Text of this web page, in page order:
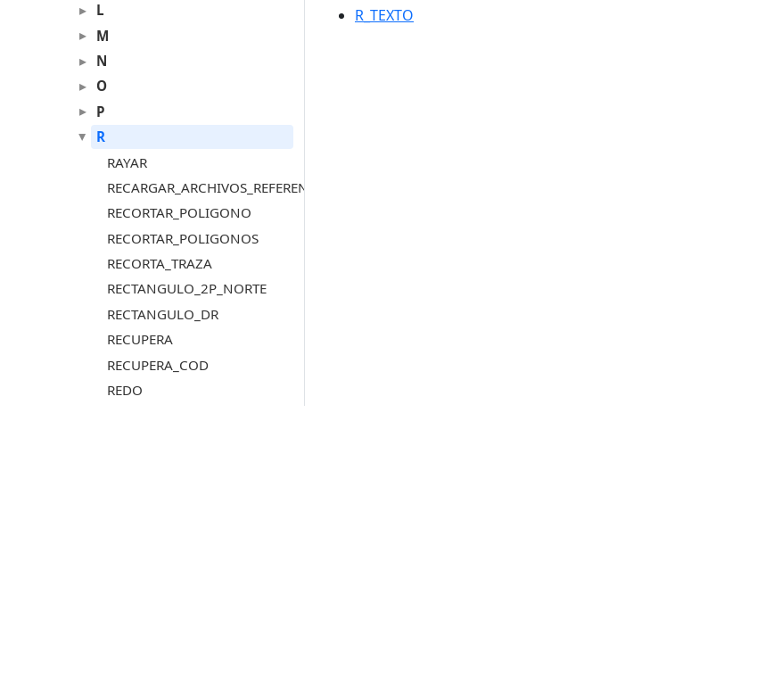
L
M
N
O
P
R
RAYAR
RECARGAR_ARCHIVOS_REFERENCIA_VISTA
RECORTAR_POLIGONO
RECORTAR_POLIGONOS
RECORTA_TRAZA
RECTANGULO_2P_NORTE
RECTANGULO_DR
RECUPERA
RECUPERA_COD
REDO
R_TEXTO